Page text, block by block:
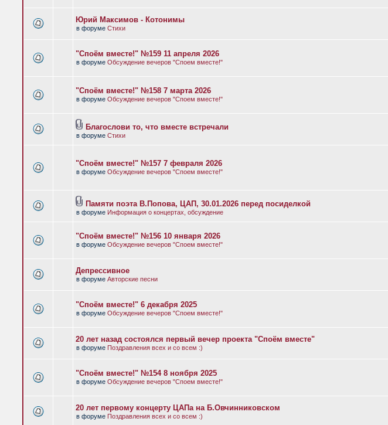
Юрий Максимов - Котонимы
в форуме Стихи
"Споём вместе!" №159 11 апреля 2026
в форуме Обсуждение вечеров "Споем вместе!"
"Споём вместе!" №158 7 марта 2026
в форуме Обсуждение вечеров "Споем вместе!"
Благослови то, что вместе встречали
в форуме Стихи
"Споём вместе!" №157 7 февраля 2026
в форуме Обсуждение вечеров "Споем вместе!"
Памяти поэта В.Попова, ЦАП, 30.01.2026 перед посиделкой
в форуме Информация о концертах, обсуждение
"Споём вместе!" №156 10 января 2026
в форуме Обсуждение вечеров "Споем вместе!"
Депрессивное
в форуме Авторские песни
"Споём вместе!" 6 декабря 2025
в форуме Обсуждение вечеров "Споем вместе!"
20 лет назад состоялся первый вечер проекта "Споём вместе"
в форуме Поздравления всех и со всем :)
"Споём вместе!" №154 8 ноября 2025
в форуме Обсуждение вечеров "Споем вместе!"
20 лет первому концерту ЦАПа на Б.Овчинниковском
в форуме Поздравления всех и со всем :)